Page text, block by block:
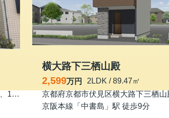
京都府京都市伏見区深草藪之内町16-12、16-4
横大路下三栖山殿
2,599万円
2LDK / 89.47㎡
京都府京都市伏見区横大路下三栖山
京阪本線「中書島」駅 徒歩9分